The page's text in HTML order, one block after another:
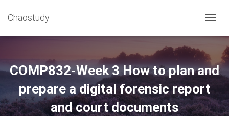
Chaostudy
换
COMP832-Week 3 How to plan and
prepare a digital forensic report
and court documents